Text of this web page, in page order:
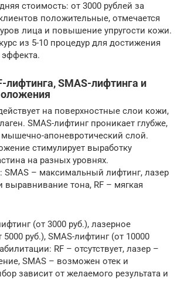
стоимость: от 3000 рублей за
положительные, отмечается
лица и повышение упругости кожи.
из 5-10 процедур для достижения
лифтинга, SMAS-лифтинга и
на поверхностные слои кожи,
SMAS-лифтинг проникает глубже,
мышечно-апоневротический слой.
стимулирует выработку
на разных уровнях.
SMAS – максимальный лифтинг, лазер
тона, RF – мягкая
(от 3000 руб.), лазерное
руб.), SMAS-лифтинг (от 10000
RF – отсутствует, лазер –
SMAS – возможен отек и
зависит от желаемого результата и